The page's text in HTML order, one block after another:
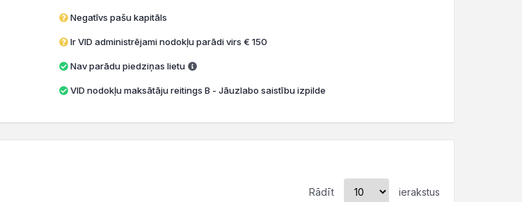
Negatīvs pašu kapitāls
Ir VID administrējami nodokļu parādi virs € 150
Nav parādu piedziņas lietu
VID nodokļu maksātāju reitings B - Jāuzlabo saistību izpilde
Rādīt ierakstus